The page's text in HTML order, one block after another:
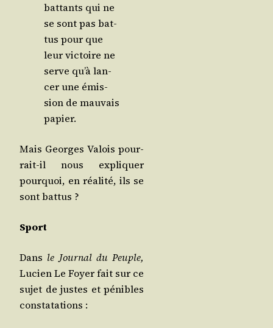
bat­tants qui ne
se sont pas bat­
tus pour que
leur vic­toire ne
serve qu’à lan­
cer une émis­
sion de mau­vais
papier.
Mais Georges Valois pour­
rait-il nous expli­quer
pour­quoi, en réa­li­té, ils se
sont battus ?
Sport
Dans le Jour­nal du Peuple,
Lucien Le Foyer fait sur ce
sujet de justes et pénibles
constatations :